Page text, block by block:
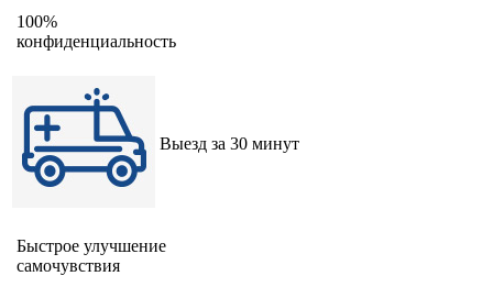
100%
конфиденциальность
Выезд за 30 минут
Быстрое улучшение
самочувствия